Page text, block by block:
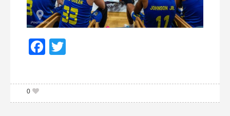
Facebook
0